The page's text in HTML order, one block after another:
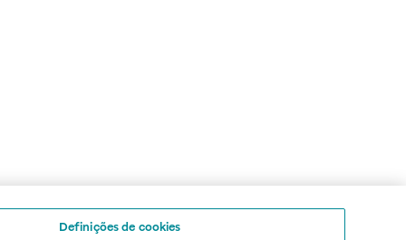
Definições de cookies